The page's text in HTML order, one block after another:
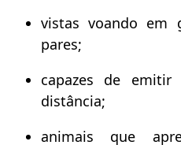
vistas voando em
pares;
capazes de
distância;
animais que